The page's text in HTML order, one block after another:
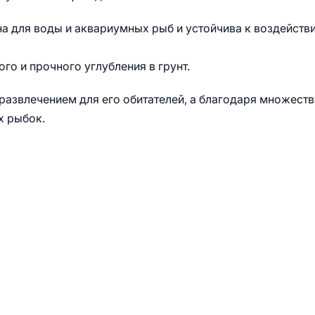
для воды и аквариумных рыб и устойчива к
и прочного углубления в грунт.
для его обитателей, а благодаря
рыбок.